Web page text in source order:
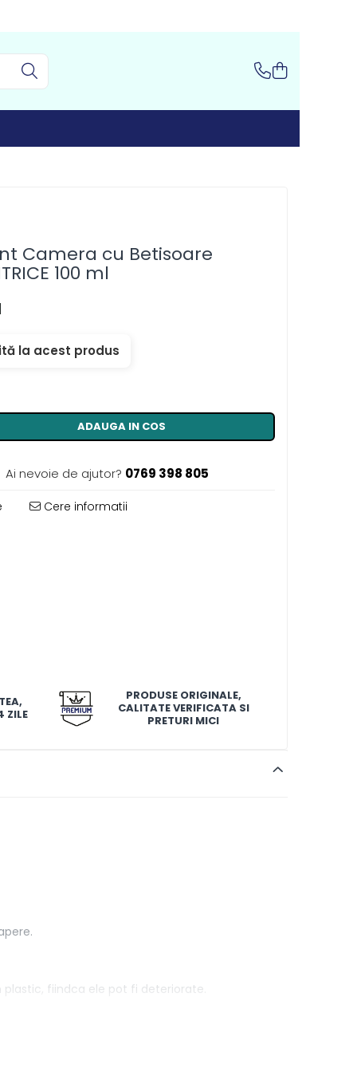
Camera cu Betisoare
100 ml
la acest produs
ADAUGA IN COS
Ai nevoie de ajutor? 0769 398 805
Cere informatii
ZILE
PRODUSE ORIGINALE,
CALITATE VERIFICATA SI
PRETURI MICI
fiindca ele pot fi deteriorate.